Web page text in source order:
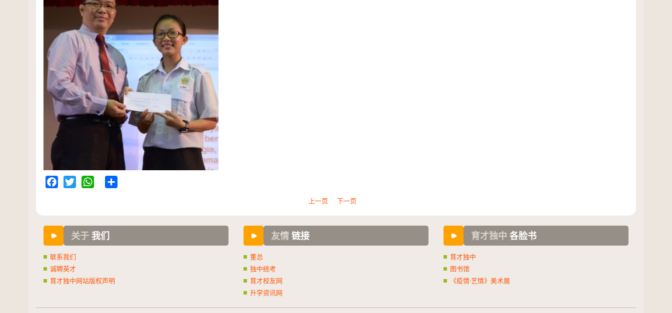
上一页 下一页
关于 我们
联系我们
诚聘英才
育才独中网站版权声明
友情 链接
董总
独中统考
育才校友网
升学资讯网
育才独中 各脸书
育才独中
图书馆
《疫情·艺情》美术展